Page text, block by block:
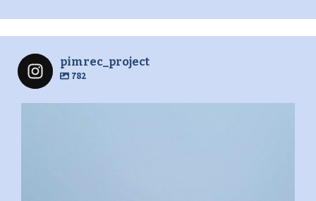
pimrec_project
782